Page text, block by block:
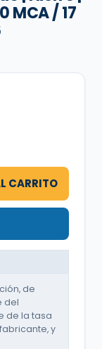
MCA / 17
CARRITO
de
del
de la tasa
y